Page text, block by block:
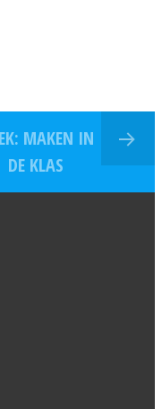
MAKEN IN
DE KLAS